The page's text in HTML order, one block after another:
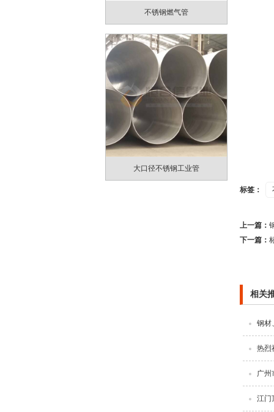
不锈钢燃气管
大口径不锈钢工业管
标签：
上一篇：
下一篇：
相关
钢材
热烈
广州
江门